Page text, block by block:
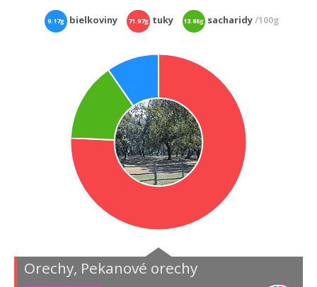
9.17g bielkoviny 71.97gtuky 13.86gsacharidy/100g
Orechy, Pekanové orechy